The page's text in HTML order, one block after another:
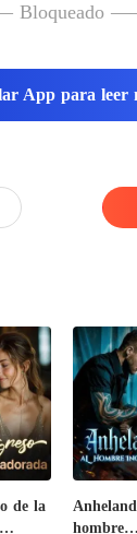
el
Bloqueado
App para leer
de la
hombre